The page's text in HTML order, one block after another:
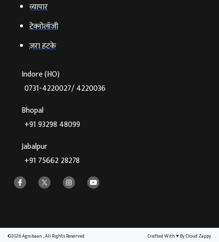
व्‍यापार
टेक्‍नोलॉजी
ज़रा हटके
Indore (HO)
0731-4220027/ 4220036
Bhopal
+91 93298 48099
Jabalpur
+91 75662 28278
©2026 Agnibaan , All Rights Reserved Crafted With♥By Cloud Zappy